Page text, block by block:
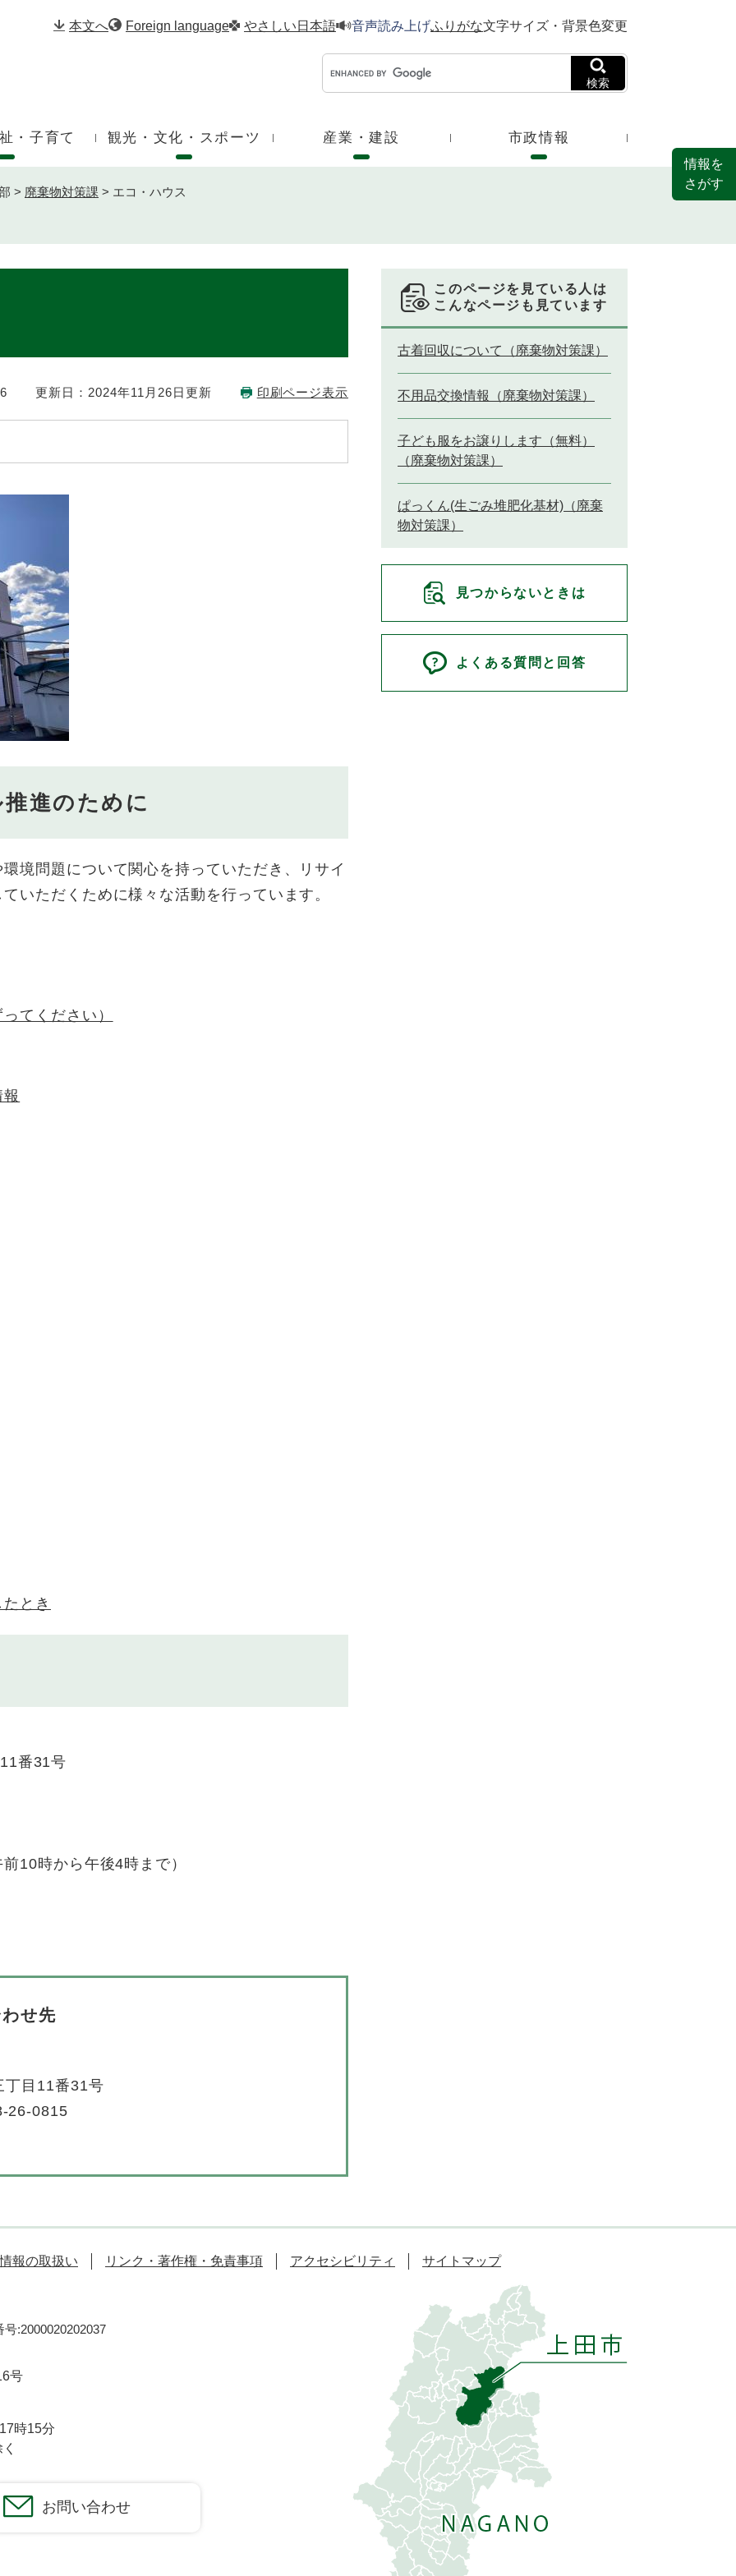
本文へ Foreign language やさしい日本語 音声読み上げふりがな文字サイズ・背景色変更
検索
・子育て 観光・文化・スポーツ 産業・建設 市政情報
> 廃棄物対策課 > エコ・ハウス
更新日：2024年11月26日更新 印刷ページ表示
進のために
境問題について関心を持っていただき、リサイ
いただくために様々な活動を行っています。
てください）
とき
番31号
10時から午後4時まで）
せ先
丁目11番31号
26-0815
このページを見ている人は
こんなページも見ています
古着回収について（廃棄物対策課）
不用品交換情報（廃棄物対策課）
子ども服をお譲りします（無料）
（廃棄物対策課）
ぱっくん(生ごみ堆肥化基材)（廃棄
物対策課）
見つからないときは
よくある質問と回答
情報を
さがす
報の取扱い リンク・著作権・免責事項 アクセシビリティ サイトマップ
号:2000020202037
号
時15分
お問い合わせ